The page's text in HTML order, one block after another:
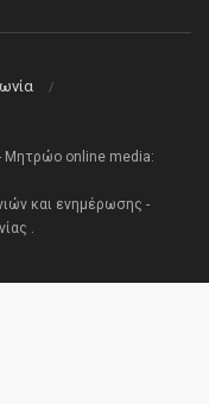
Μητρώο online media:
και ενημέρωσης -
.